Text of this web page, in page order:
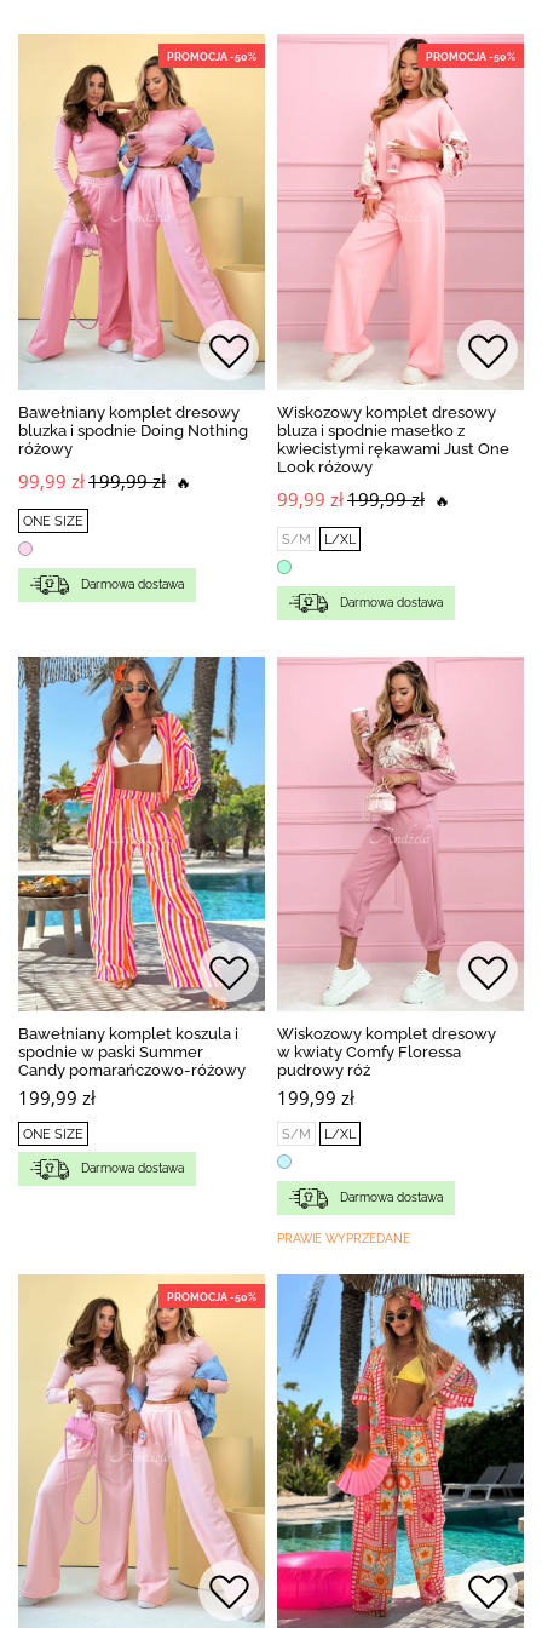
PROMOCJA -50%
Bawełniany komplet dresowy
bluzka i spodnie Doing Nothing
różowy
99,99 zł199,99 zł 🔥
ONE SIZE
Darmowa dostawa
PROMOCJA -50%
Wiskozowy komplet dresowy
bluza i spodnie masełko z
kwiecistymi rękawami Just One
Look różowy
99,99 zł199,99 zł 🔥
S/M L/XL
Darmowa dostawa
Bawełniany komplet koszula i
spodnie w paski Summer
Candy pomarańczowo-różowy
199,99 zł
ONE SIZE
Darmowa dostawa
Wiskozowy komplet dresowy
w kwiaty Comfy Floressa
pudrowy róż
199,99 zł
S/M L/XL
Darmowa dostawa
PRAWIE WYPRZEDANE
PROMOCJA -50%